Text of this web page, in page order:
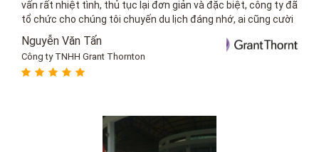
vấn rất nhiệt tình, thủ tục lại đơn giản và đặc biệt, công ty đã
tổ chức cho chúng tôi chuyến du lịch đáng nhớ, ai cũng cười
vui vẻ, hẹn lần sau đi đà nẵng lại đặt...
Nguyễn Văn Tấn
Công ty TNHH Grant Thornton